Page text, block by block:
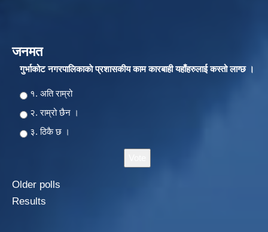
जनमत
गुर्भाकोट नगरपालिकाकाे प्रशासकीय काम कारबाही यहाँहरुलाई कस्तो लाग्छ ।
Choices
१. अति राम्रो
२‍‍. राम्रो छैन ।
३. ठिकै छ ।
Older polls
Results